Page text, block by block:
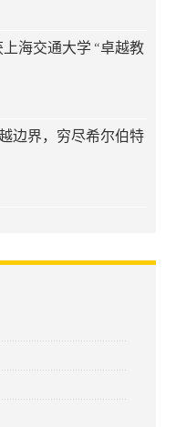
海交通大学 “卓越教
边界，穷尽希尔伯特